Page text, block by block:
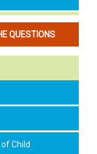
QUESTIONS
Child